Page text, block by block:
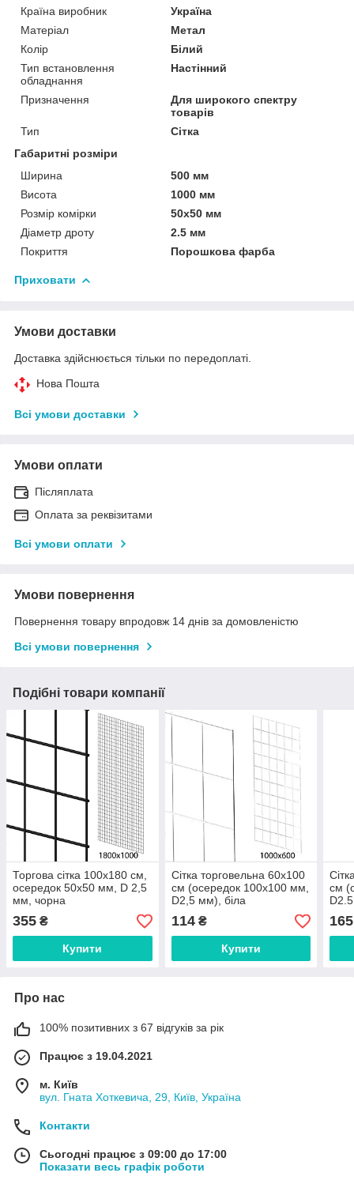
Країна виробник
Україна
Матеріал
Метал
Колір
Білий
Тип встановлення
обладнання
Настінний
Призначення
Для широкого спектру
товарів
Тип
Сітка
Габаритні розміри
Ширина
500 мм
Висота
1000 мм
Розмір комірки
50х50 мм
Діаметр дроту
2.5 мм
Покриття
Порошкова фарба
Приховати
Умови доставки
Доставка здійснюється тільки по передоплаті.
Нова Пошта
Всі умови доставки
Умови оплати
Післяплата
Оплата за реквізитами
Всі умови оплати
Умови повернення
Повернення товару впродовж 14 днів за домовленістю
Всі умови повернення
Подібні товари компанії
Торгова сітка 100х180 см,
осередок 50х50 мм, D 2,5
мм, чорна
355 ₴
Купити
Сітка торговельна 60х100
см (осередок 100х100 мм,
D2,5 мм), біла
114₴
Купити
см
165
Про нас
100% позитивних з 67 відгуків за рік
Працює з 19.04.2021
м. Київ
вул. Гната Хоткевича, 29, Київ, Україна
Контакти
Сьогодні працює з 09:00 до 17:00
Показати весь графік роботи